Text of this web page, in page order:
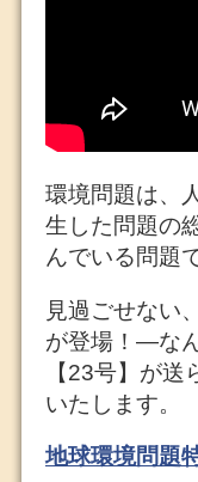
環境問題は、
生した問題の
んでいる問題
見過ごせない
が登場！―な
【23号】が
いたします。
地球環境問題